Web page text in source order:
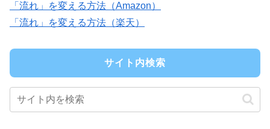
「流れ」を変える方法（Amazon）
「流れ」を変える方法（楽天）
サイト内検索